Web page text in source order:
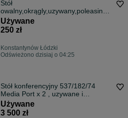
Stół
owalny,okrągly,uzywany,poleasingo
wy
Używane
250 zł
Konstantynów Łódzki
Odświeżono dzisiaj o 04:25
Stół konferencyjny 537/182/74
Media Port x 2 , uzywane i
poleasingowe
Używane
3 500 zł